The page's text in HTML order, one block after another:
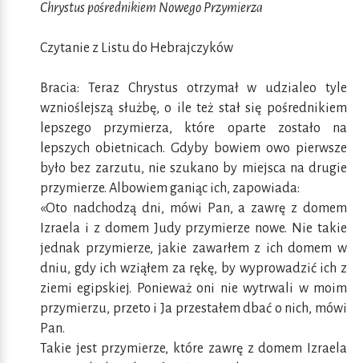
Chrystus pośrednikiem Nowego Przymierza
Czytanie z Listu do Hebrajczyków
Bracia: Teraz Chrystus otrzymał w udzialeo tyle
wznioślejszą służbę, o ile też stał się pośrednikiem
lepszego przymierza, które oparte zostało na
lepszych obietnicach. Gdyby bowiem owo pierwsze
było bez zarzutu, nie szukano by miejsca na drugie
przymierze. Albowiem ganiąc ich, zapowiada:
«Oto nadchodzą dni, mówi Pan, a zawrę z domem
Izraela i z domem Judy przymierze nowe. Nie takie
jednak przymierze, jakie zawarłem z ich domem w
dniu, gdy ich wziąłem za rękę, by wyprowadzić ich z
ziemi egipskiej. Ponieważ oni nie wytrwali w moim
przymierzu, przeto i Ja przestałem dbać o nich, mówi
Pan.
Takie jest przymierze, które zawrę z domem Izraela